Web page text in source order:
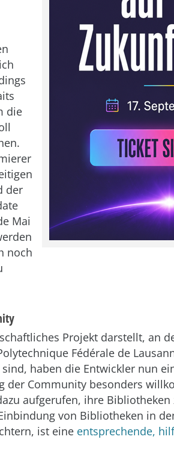
die
der
Mai
noch
Projekt darstellt, an
Fédérale de
haben die Entwickler nun
der Community besonders
aufgerufen, ihre
von Bibliotheken in
ist eine entsprechende,